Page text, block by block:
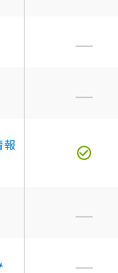
報